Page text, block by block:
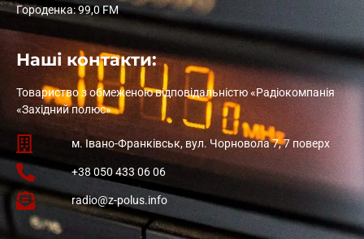
Городенка: 99,0 FM
Наші контакти:
Товариство з обмеженою відповідальністю «Радіокомпанія
«Західний полюс»
м. Івано-Франківськ, вул. Чорновола 7, 7 поверх
+38 050 433 06 06
radio@z-polus.info